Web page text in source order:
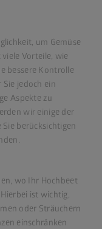
um Gemüse
Vorteile, wie
bessere Kontrolle
jedoch ein
Aspekte zu
wir einige der
berücksichtigen
wo Ihr Hochbeet
ist wichtig,
oder Sträuchern
einschränken